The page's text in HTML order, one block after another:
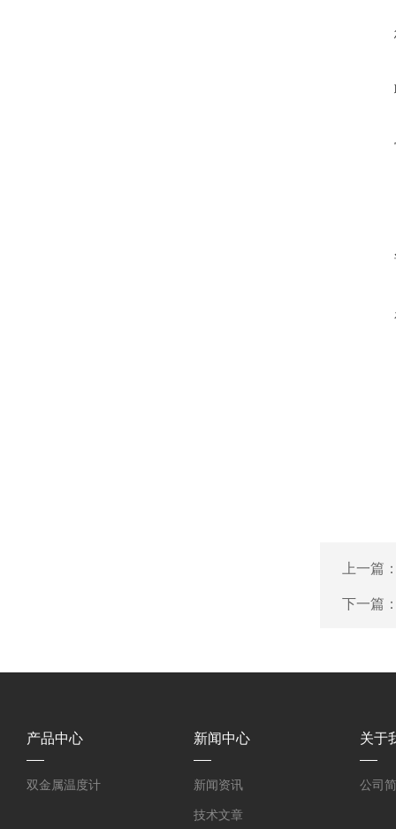
上一篇
下一篇
产品中心
双金属温度计
新闻中心
新闻资讯
技术文章
关于
公司